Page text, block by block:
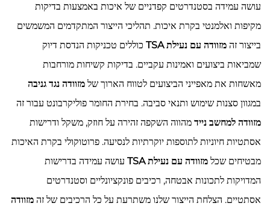
עושה עמידה בסטנדרטים קפדניים של איכות באמצעות בדיקות
מקיפות ואלמנטי בקרת איכות. תהליכי הייצור המתקדמים המשמשים
בייצור זה מזוודה עם נעילת TSA
כוללים טכניקות הנדסת דיוק
שמביאות ביצועים ואמינות עקביים. בדיקות קשיחות מורחבות
מאשחות את מאפייני הביצועים לטווח הארוך של מזוודה נגד גניבה
במגוון סצנות שימוש ותנאי סביבה. בחירת החומר פוליקרבונט עבור זה
מזוודה למחשב נייד מהווה השקפה זהירה על חוזק, משקל ודרישות
אסתטיות חיוניות לתוספות יוקרתיות לנסיעה. פרוטוקולי בקרת האיכות
מבטיחים שכל מזוודה עם נעילת TSA
עושה עמידה בדרישות
המדויקות לתכונות אבטחה, רכיבים פונקציונליים וסטנדרטים
אסתטיים. הצלחת הייצור שלנו משתרעת על כל הרכיבים של זה מזוודה